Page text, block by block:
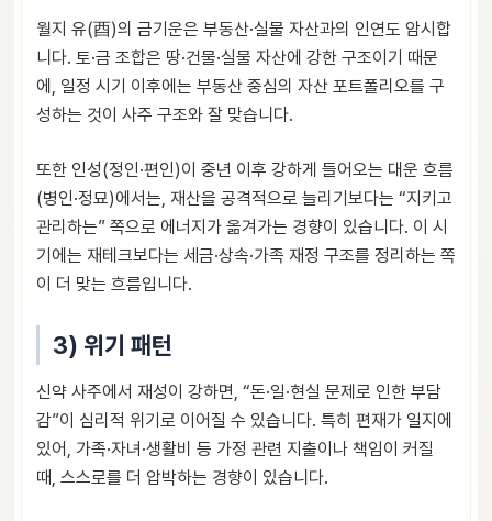
월지 유(酉)의 금기운은 부동산·실물 자산과의 인연도 암시합
니다. 토·금 조합은 땅·건물·실물 자산에 강한 구조이기 때문
에, 일정 시기 이후에는 부동산 중심의 자산 포트폴리오를 구
성하는 것이 사주 구조와 잘 맞습니다.
또한 인성(정인·편인)이 중년 이후 강하게 들어오는 대운 흐름
(병인·정묘)에서는, 재산을 공격적으로 늘리기보다는 “지키고
관리하는” 쪽으로 에너지가 옮겨가는 경향이 있습니다. 이 시
기에는 재테크보다는 세금·상속·가족 재정 구조를 정리하는 쪽
이 더 맞는 흐름입니다.
3) 위기 패턴
신약 사주에서 재성이 강하면, “돈·일·현실 문제로 인한 부담
감”이 심리적 위기로 이어질 수 있습니다. 특히 편재가 일지에
있어, 가족·자녀·생활비 등 가정 관련 지출이나 책임이 커질
때, 스스로를 더 압박하는 경향이 있습니다.